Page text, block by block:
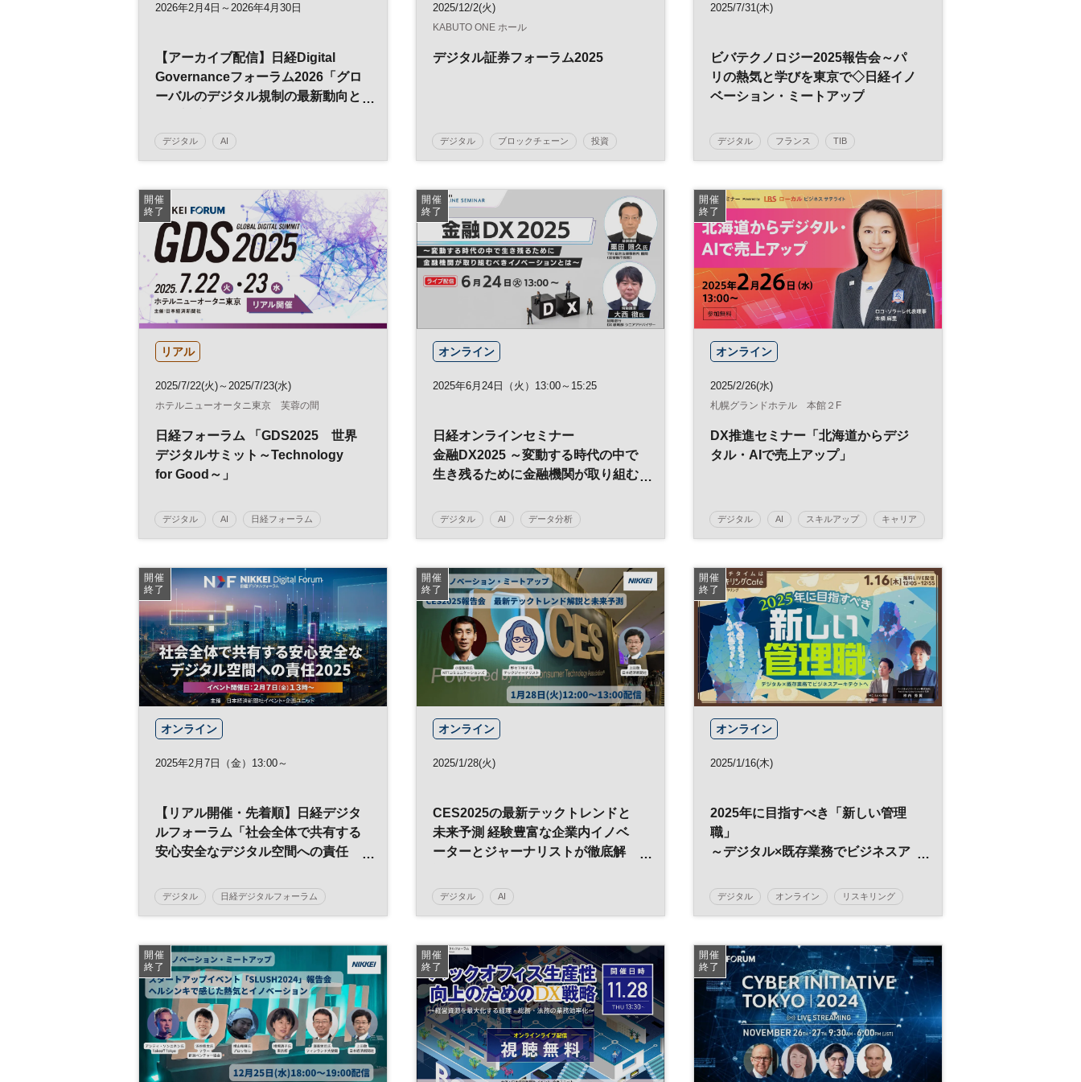
2026年2月4日～2026年4月30日
【アーカイブ配信】日経Digital
Governanceフォーラム2026「グロ
ーバルのデジタル規制の最新動向と
デジタル AI
グローバル
2025/12/2(火)
KABUTO ONE ホール
デジタル証券フォーラム2025
デジタル ブロックチェーン 投資
2025/7/31(木)
ビバテクノロジー2025報告会～パ
リの熱気と学びを東京で◇日経イノ
ベーション・ミートアップ
デジタル フランス TIB
日経イノベーション・ミートアップ
テクノロジー スタートアップ
フレンチテック グローバル パリ
参加無料 オープンイノベーション
平日夜開催
開催
終了
リアル
2025/7/22(火)～2025/7/23(水)
ホテルニューオータニ東京 芙蓉の間
日経フォーラム 「GDS2025 世界
デジタルサミット～Technology
for Good～」
デジタル AI 日経フォーラム
持続可能社会 IT テクノロジー
インフラ ビッグデータ 参加無料
開催
終了
オンライン
2025年6月24日（火）13:00～15:25
日経オンラインセミナー
金融DX2025 ～変動する時代の中で
生き残るために金融機関が取り組む
デジタル AI データ分析
バックオフィス DX 参加無料
日経オンラインセミナー
開催
終了
オンライン
2025/2/26(水)
札幌グランドホテル 本館２F
DX推進セミナー「北海道からデジ
タル・AIで売上アップ」
デジタル AI スキルアップ キャリア
参加無料
開催
終了
オンライン
2025年2月7日（金）13:00～
【リアル開催・先着順】日経デジタ
ルフォーラム「社会全体で共有する
安心安全なデジタル空間への責任
デジタル 日経デジタルフォーラム
サイバーセキュリティ DX
開催
終了
オンライン
2025/1/28(火)
CES2025の最新テックトレンドと
未来予測 経験豊富な企業内イノベ
ーターとジャーナリストが徹底解
アップ
デジタル AI
テクノロジー CES スタートアップ
マーケティング DX 参加無料
開催
終了
オンライン
2025/1/16(木)
2025年に目指すべき「新しい管理
職」
～デジタル×既存業務でビジネスア
デジタル オンライン リスキリング
管理職 DX 参加無料
開催
終了
開催
終了
開催
終了